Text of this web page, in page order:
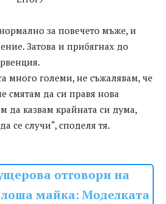
за повечето мъже, и
Затова и прибягнах до
много големи, не съжалявам, че
смятам да си правя нова
да казвам крайната си дума,
се случи“, споделя тя.
отговори на
лоша майка: Моделката